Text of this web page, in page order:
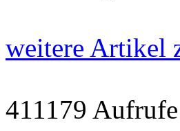
weitere Artikel
411179